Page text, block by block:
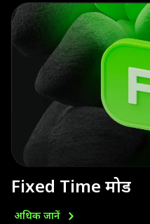
Fixed Time मोड
अधिक जानें